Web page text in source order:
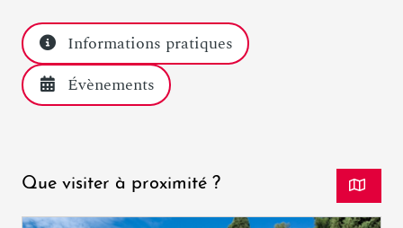
Informations pratiques
Évènements
Que visiter à proximité ?